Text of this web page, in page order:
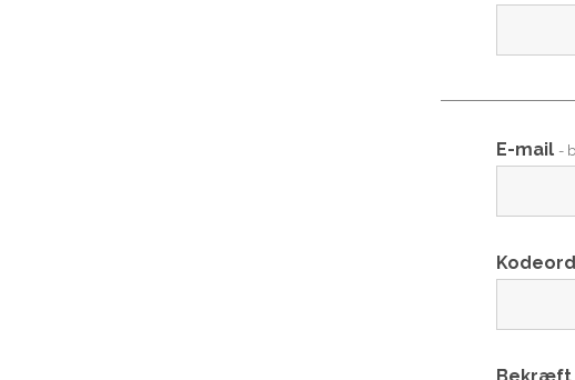
E-mail -
Kodeord